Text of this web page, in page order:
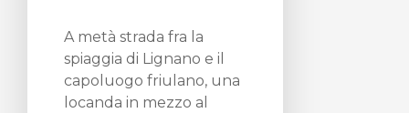
A metà strada fra la
spiaggia di Lignano e il
capoluogo friulano, una
locanda in mezzo al